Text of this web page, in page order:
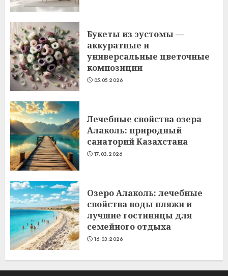
Букеты из эустомы —
аккуратные и
универсальные цветочные
композиции
05.05.2026
Лечебные свойства озера
Алаколь: природный
санаторий Казахстана
17.03.2026
Озеро Алаколь: лечебные
свойства воды пляжи и
лучшие гостиницы для
семейного отдыха
16.03.2026